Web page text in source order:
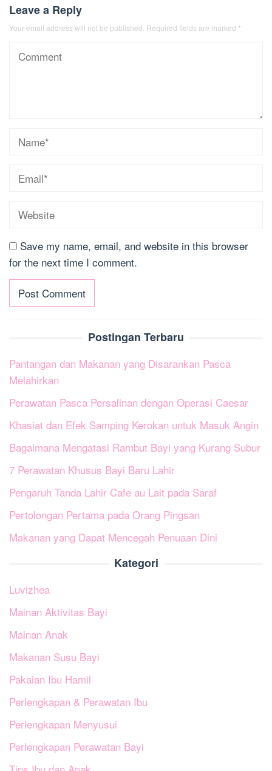
Leave a Reply
Your email address will not be published. Required fields are marked *
Save my name, email, and website in this browser
for the next time I comment.
Postingan Terbaru
Pantangan dan Makanan yang Disarankan Pasca
Melahirkan
Perawatan Pasca Persalinan dengan Operasi Caesar
Khasiat dan Efek Samping Kerokan untuk Masuk Angin
Bagaimana Mengatasi Rambut Bayi yang Kurang Subur
7 Perawatan Khusus Bayi Baru Lahir
Pengaruh Tanda Lahir Cafe au Lait pada Saraf
Pertolongan Pertama pada Orang Pingsan
Makanan yang Dapat Mencegah Penuaan Dini
Kategori
Luvizhea
Mainan Aktivitas Bayi
Mainan Anak
Makanan Susu Bayi
Pakaian Ibu Hamil
Perlengkapan & Perawatan Ibu
Perlengkapan Menyusui
Perlengkapan Perawatan Bayi